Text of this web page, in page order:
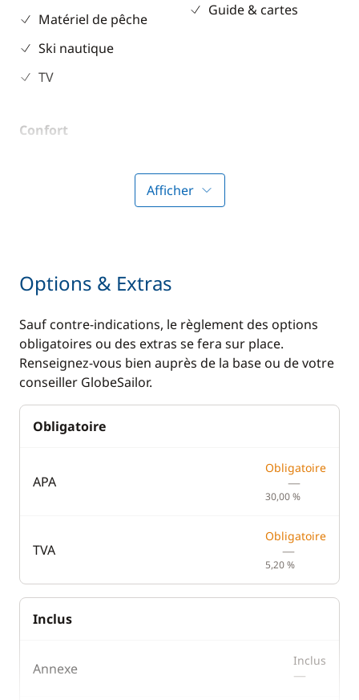
Matériel de pêche
Ski nautique
TV
Guide & cartes
Confort
Afficher
Options & Extras
Sauf contre-indications, le règlement des options
obligatoires ou des extras se fera sur place.
Renseignez-vous bien auprès de la base ou de votre
conseiller GlobeSailor.
Obligatoire
APA
Obligatoire
—
30,00 %
TVA
Obligatoire
—
5,20 %
Inclus
Annexe Inclus
—